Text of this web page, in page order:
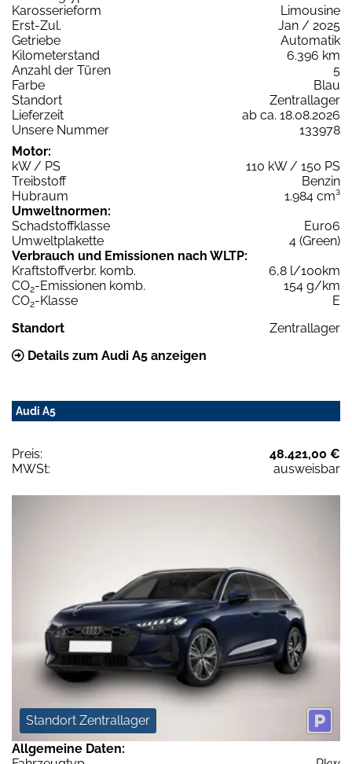
Karosserieform
Limousine
Erst-Zul.
Jan / 2025
Getriebe
Automatik
Kilometerstand
6.396 km
Anzahl der Türen
5
Farbe
Blau
Standort
Zentrallager
Lieferzeit
ab ca. 18.08.2026
Unsere Nummer
133978
Motor:
kW / PS
110 kW / 150 PS
Treibstoff
Benzin
Hubraum
1.984 cm³
Umweltnormen:
Schadstoffklasse
Euro6
Umweltplakette
4 (Green)
Verbrauch und Emissionen nach WLTP:
Kraftstoffverbr. komb.
6,8 l/100km
CO2-Emissionen komb.
154 g/km
CO2-Klasse
E
Standort
Zentrallager
Details zum Audi A5 anzeigen
Audi A5
Preis:
48.421,00 €
MWSt:
ausweisbar
Standort Zentrallager
Allgemeine Daten: